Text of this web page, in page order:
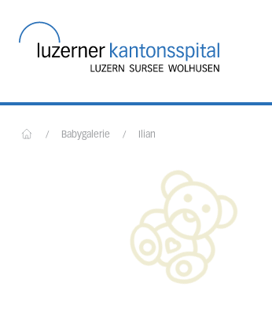
/ Babygalerie / Ilian